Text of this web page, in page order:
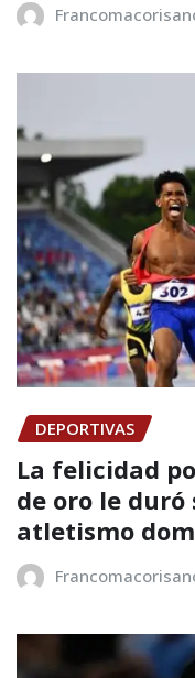
DEPORTIVAS
La felicidad
de oro le
atletismo